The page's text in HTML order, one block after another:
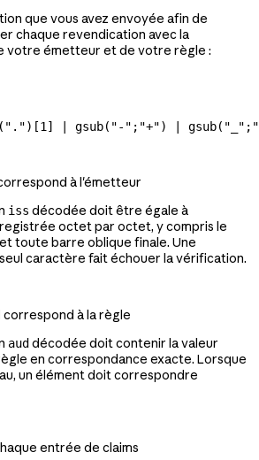
que vous avez envoyée afin de
chaque revendication avec la
votre émetteur et de votre règle :
| gsub("-";"+") | gsub("_";"/
à l'émetteur
iss décodée doit être égale à
octet par octet, y compris le
toute barre oblique finale. Une
caractère fait échouer la vérification.
à la règle
aud décodée doit contenir la valeur
en correspondance exacte. Lorsque
un élément doit correspondre
entrée de claims